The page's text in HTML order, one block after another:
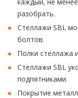
разобрать.
Стеллажи SBL
болтов.
Полки стеллажа
Стеллажи SBL
подпятниками.
Покрытие